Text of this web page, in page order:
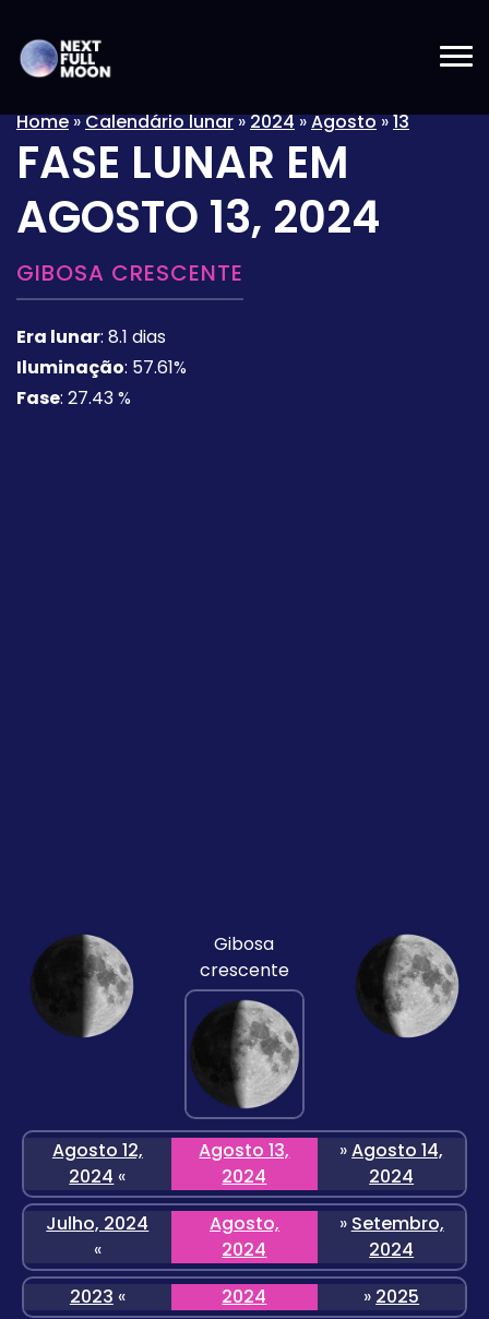
Home»Calendário lunar»2024»Agosto»13
FASE LUNAR EM
AGOSTO 13, 2024
GIBOSA CRESCENTE
Era lunar: 8.1 dias
Iluminação: 57.61%
Fase: 27.43 %
Gibosa
crescente
Agosto 12,
2024 «
Agosto 13,
2024
»Agosto 14,
2024
Julho, 2024
«
Agosto,
2024
» Setembro,
2024
2023 « 2024 » 2025